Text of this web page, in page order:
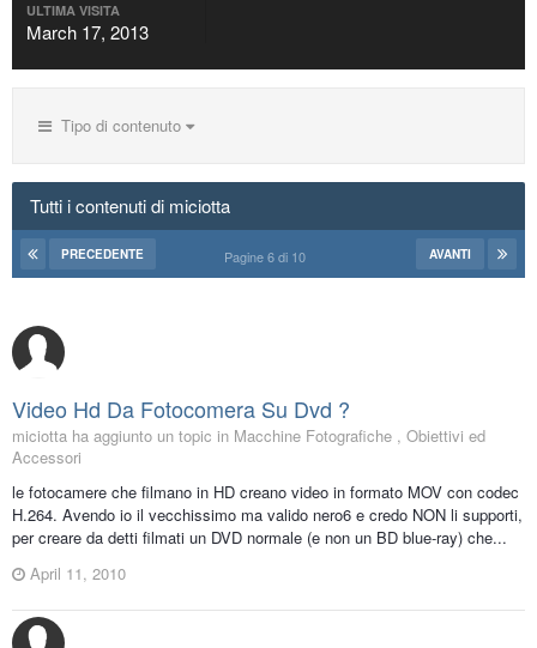
ULTIMA VISITA
March 17, 2013
Tipo di contenuto
Tutti i contenuti di miciotta
PRECEDENTE AVANTI
Pagine 6 di 10
Video Hd Da Fotocomera Su Dvd ?
miciotta ha aggiunto un topic in Macchine Fotografiche , Obiettivi ed
Accessori
le fotocamere che filmano in HD creano video in formato MOV con codec
H.264. Avendo io il vecchissimo ma valido nero6 e credo NON li supporti,
per creare da detti filmati un DVD normale (e non un BD blue-ray) che...
April 11, 2010